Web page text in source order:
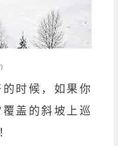
时候，如果你
盖的斜坡上巡